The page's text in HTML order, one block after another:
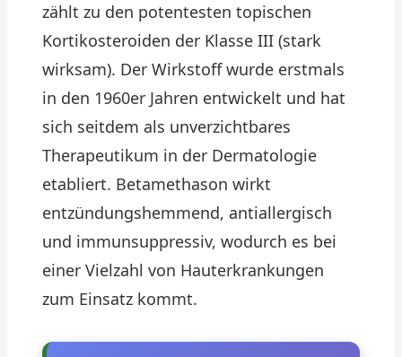
zählt zu den potentesten topischen
Kortikosteroiden der Klasse III (stark
wirksam). Der Wirkstoff wurde erstmals
in den 1960er Jahren entwickelt und hat
sich seitdem als unverzichtbares
Therapeutikum in der Dermatologie
etabliert. Betamethason wirkt
entzündungshemmend, antiallergisch
und immunsuppressiv, wodurch es bei
einer Vielzahl von Hauterkrankungen
zum Einsatz kommt.